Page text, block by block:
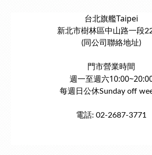
台北旗艦Taipei
新北市樹林區中山路一段
(同公司聯絡地址)
門市營業時間
週一至週六
每週日公休Sunday off
電話: 02-2687-3771